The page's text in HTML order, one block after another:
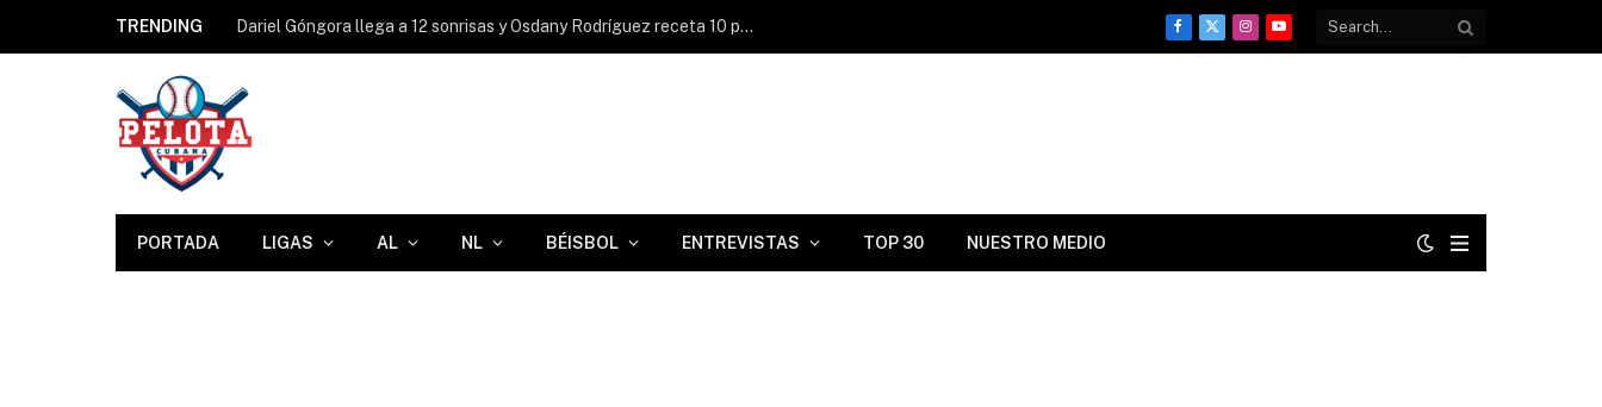
TRENDING Dariel Góngora llega a 12 sonrisas y Osdany Rodríguez receta 10 ponches en Serie A Plata de Italia
Facebook
X
InstagramYouTube
PORTADA LIGAS AL NL BÉISBOL ENTREVISTAS TOP 30 NUESTRO MEDIO